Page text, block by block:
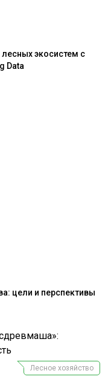
Лесное хозяйство
экосистем с
Data
цели и перспективы